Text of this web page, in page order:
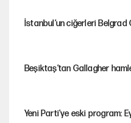
İstanbul’un ciğerleri
Beşiktaş’tan Gallagher
Yeni Parti'ye eski program: